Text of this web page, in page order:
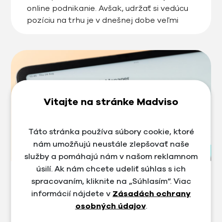
online podnikanie. Avšak, udržať si vedúcu
pozíciu na trhu je v dnešnej dobe veľmi
aké výhody a […]
#Facebook#Meta Ads
Meta Ads Manager ako spravovať
reklamy na Facebook a Instagram
Vitajte na stránke Madviso
Táto stránka používa súbory cookie, ktoré
nám umožňujú neustále zlepšovať naše
služby a pomáhajú nám v našom reklamnom
úsilí. Ak nám chcete udeliť súhlas s ich
spracovaním, kliknite na „Súhlasím“. Viac
informácií nájdete vZásadách ochrany
osobných údajov.